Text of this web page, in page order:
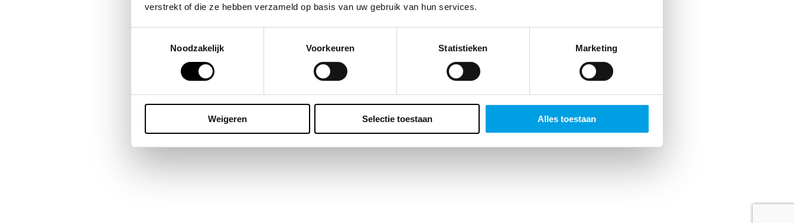
verstrekt of die ze hebben verzameld op basis van uw gebruik van hun services.
Noodzakelijk
Voorkeuren Statistieken Marketing
Weigeren Selectie toestaan Alles toestaan